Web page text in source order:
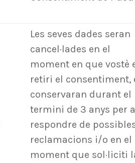
Les seves dades seran
cancel·lades en el
moment en que vostè
retiri el consentiment,
conservaran durant el
termini de 3 anys per a
respondre de
reclamacions i/o en el
moment que sol·liciti